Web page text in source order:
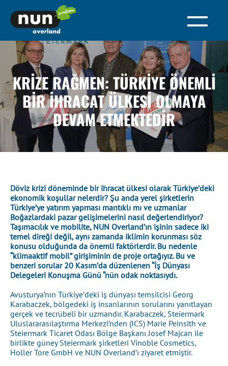
KRIZE RAĞMEN: TÜRKIYE ÖNEMLI
BIR IHRACAT ÜLKESI OLMAYA
DEVAM ETMEKTEDIR
Döviz krizi döneminde bir ihracat ülkesi olarak Türkiye’deki
ekonomik koşullar nelerdir? Şu anda yerel şirketlerin
Türkiye’ye yatırım yapması mantıklı mı ve uzmanlar
Boğazlardaki pazar gelişimelerini nasıl değerlendiriyor?
Taşımacılık ve mobilite, NUN Overland’ın işinin sadece iki
temel direği değil, aynı zamanda iklimin korunması söz
konusu olduğunda da önemli faktörlerdir. Bu nedenle
“klimaaktif mobil” girişiminin de proje ortağıyız. Bu ve
benzeri sorular 20 Kasım’da düzenlenen “İş Dünyası
Delegeleri Konuşma Günü “nün odak noktasıydı.
Avusturya’nın Türkiye’deki iş dünyası temsilcisi Georg
Karabaczek, bölgedeki iş insanlarının sorularını yanıtlayan
gerçek ve tecrübeli bir uzmandır. Karabaczek, Steiermark
Uluslararasılaştırma Merkezi’nden (ICS) Marie Peinsith ve
Steiermark Ticaret Odası Bölge Başkanı Josef Majcan ile
birlikte güney Steiermark şirketleri Vinoble Cosmetics,
Holler Tore GmbH ve NUN Overland’ı ziyaret etmiştir.